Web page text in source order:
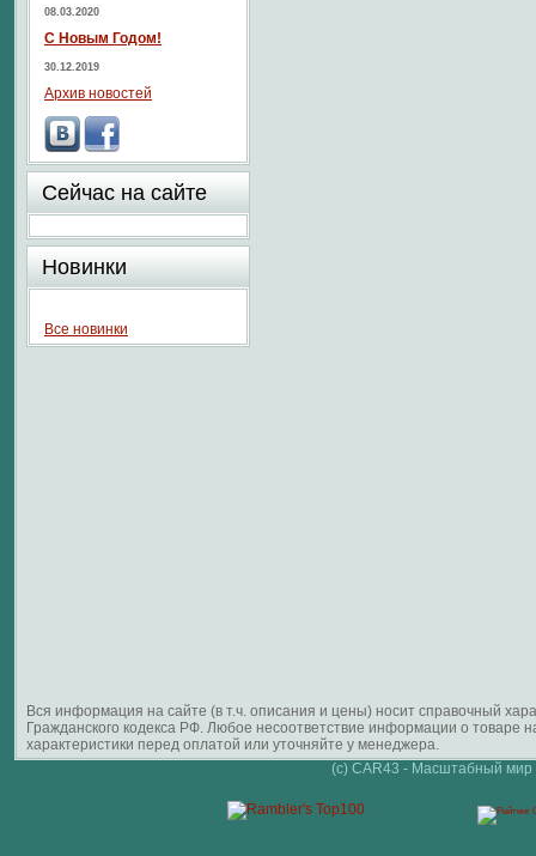
08.03.2020
С Новым Годом!
30.12.2019
Архив новостей
Сейчас на сайте
Новинки
Все новинки
Вся информация на сайте (в т.ч. описания и цены) носит справочный
Гражданского кодекса РФ. Любое несоответствие информации о
характеристики перед оплатой или уточняйте у менеджера.
(c) CAR43 - Масштабный мир